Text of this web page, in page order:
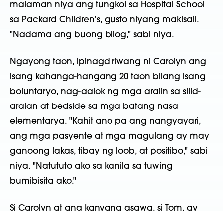
malaman niya ang tungkol sa Hospital School
sa Packard Children's, gusto niyang makisali.
"Nadama ang buong bilog," sabi niya.
Ngayong taon, ipinagdiriwang ni Carolyn ang
isang kahanga-hangang 20 taon bilang isang
boluntaryo, nag-aalok ng mga aralin sa silid-
aralan at bedside sa mga batang nasa
elementarya. "Kahit ano pa ang nangyayari,
ang mga pasyente at mga magulang ay may
ganoong lakas, tibay ng loob, at positibo," sabi
niya. "Natututo ako sa kanila sa tuwing
bumibisita ako."
Si Carolyn at ang kanyang asawa, si Tom, ay